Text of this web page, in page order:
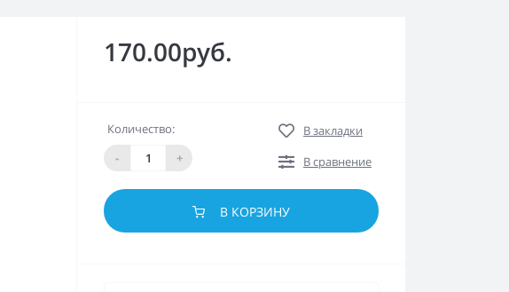
170.00руб.
Количество:
-
+
В закладки
В сравнение
В КОРЗИНУ